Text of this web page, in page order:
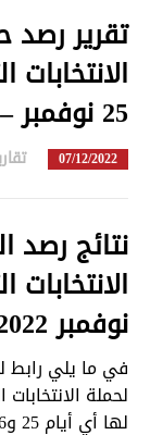
تقرير رصد
25 نوفمبر – 01 ديسمبر 2022
07/12/2022
نتائج رصد
نوفمبر 2022)
في ما يلي رابط